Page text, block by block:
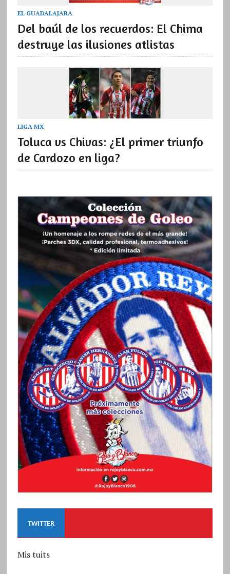
EL GUADALAJARA
Del baúl de los recuerdos: El Chima
destruye las ilusiones atlistas
LIGA MX
Toluca vs Chivas: ¿El primer triunfo
de Cardozo en liga?
TWITTER
Mis tuits